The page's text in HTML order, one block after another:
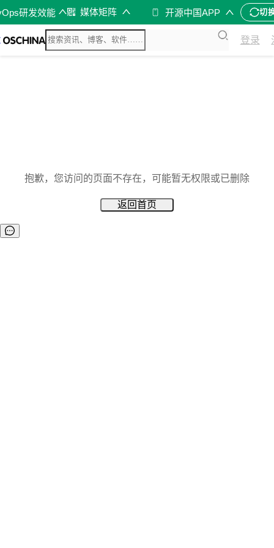
研发效能 媒体矩阵 开源中国APP 切
登录
抱歉，您访问的页面不存在，可能暂无权限或已删除
返回首页